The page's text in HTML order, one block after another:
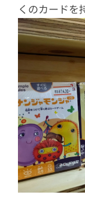
くのカードを